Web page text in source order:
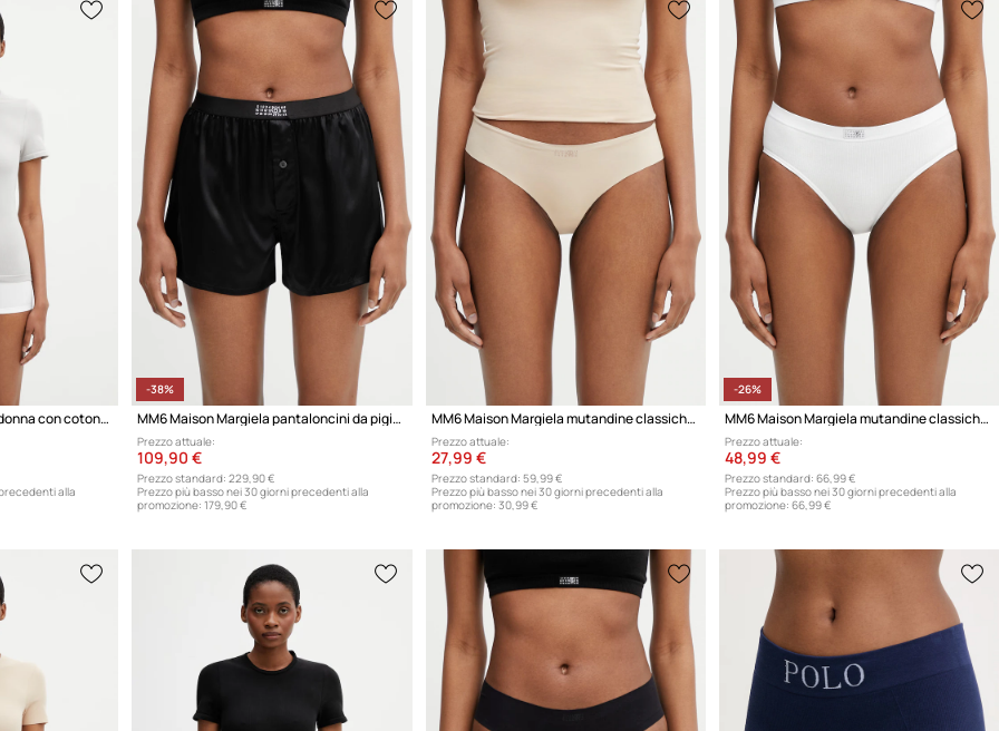
MM6 Maison Margiela da donna con cotone
alla
-38%
MM6 Maison Margiela pantaloncini da pigiama con seta da donna
Prezzo attuale:
109,90 €
Prezzo standard: 229,90 €
Prezzo più basso nei 30 giorni precedenti alla
promozione: 179,90 €
MM6 Maison Margiela mutandine classiche da donna con cotone
Prezzo attuale:
27,99 €
Prezzo standard: 59,99 €
Prezzo più basso nei 30 giorni precedenti alla
promozione: 30,99 €
-26%
MM6 Maison Margiela mutandine classiche da donna con cotone
Prezzo attuale:
48,99 €
Prezzo standard: 66,99 €
Prezzo più basso nei 30 giorni precedenti alla
promozione: 66,99 €